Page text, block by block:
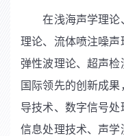
在浅海声学理论
理论、流体喷注噪
弹性波理论、超声
国际领先的创新成
导技术、数字信号
信息处理技术、声